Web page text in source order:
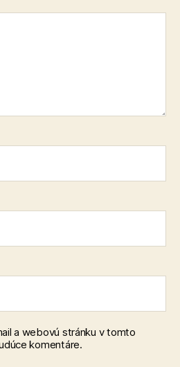
a webovú stránku v tomto
komentáre.